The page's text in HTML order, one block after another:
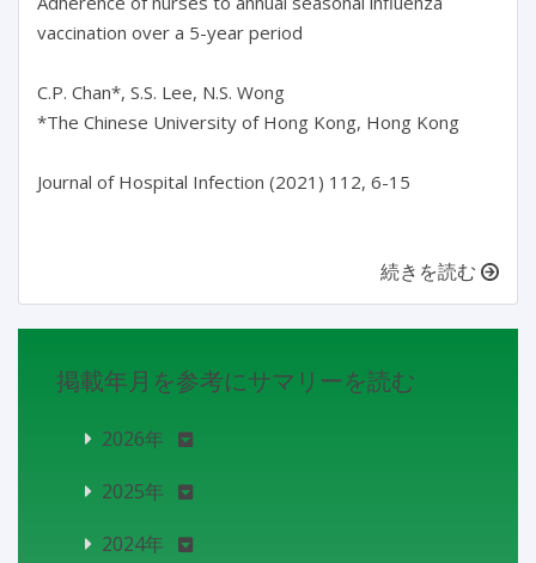
vaccination over a 5-year period
C.P. Chan*, S.S. Lee, N.S. Wong
*The Chinese University of Hong Kong, Hong Kong
Journal of Hospital Infection (2021) 112, 6-15
続きを読む
掲載年月を参考にサマリーを読む
2026年
2025年
2024年